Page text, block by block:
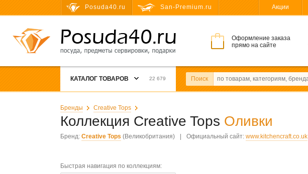
Posuda40.ru San-Premium.ru Акции
Оформление заказа
прямо на сайте
КАТАЛОГ ТОВАРОВ 22 679 Поиск
Бренды Creative Tops
Коллекция Creative Tops Оливки
Бренд: Creative Tops (Великобритания) Официальный сайт: www.kitchencraft.co.uk
Быстрая навигация по коллекциям: